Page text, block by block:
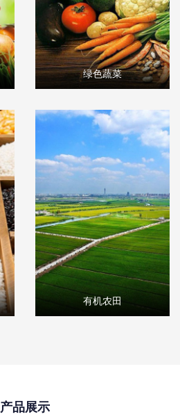
绿色蔬菜
有机农田
产品展示